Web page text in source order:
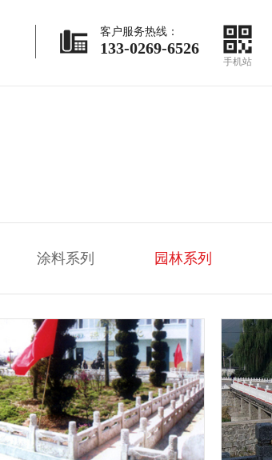
客户服务热线：
133-0269-6526
手机站
涂料系列 园林系列